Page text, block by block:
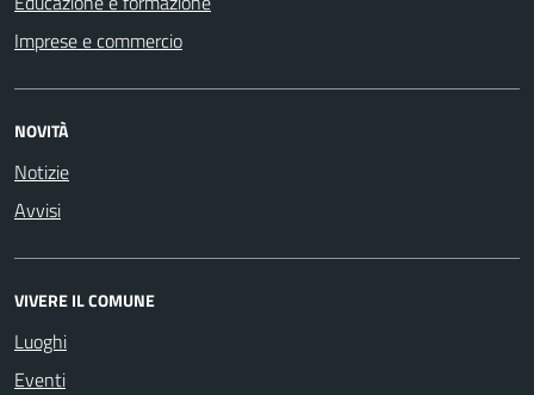
Imprese e commercio
NOVITÀ
Notizie
Avvisi
VIVERE IL COMUNE
Luoghi
Eventi